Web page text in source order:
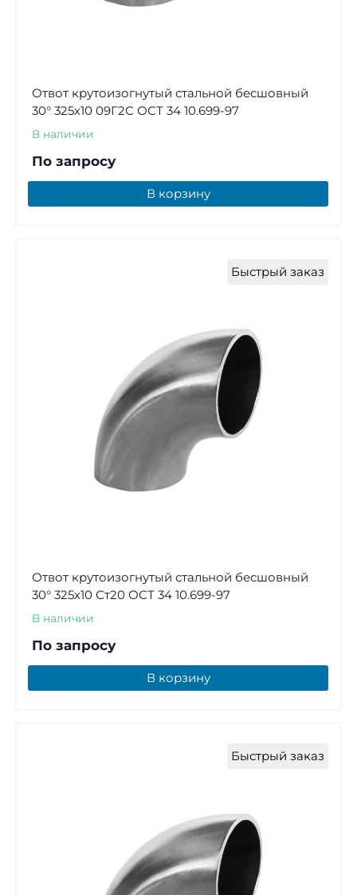
Отвот крутоизогнутый стальной бесшовный
30° 325х10 09Г2С ОСТ 34 10.699-97
В наличии
По запросу
В корзину
Быстрый заказ
Отвот крутоизогнутый стальной бесшовный
30° 325х10 Ст20 ОСТ 34 10.699-97
В наличии
По запросу
В корзину
Быстрый заказ